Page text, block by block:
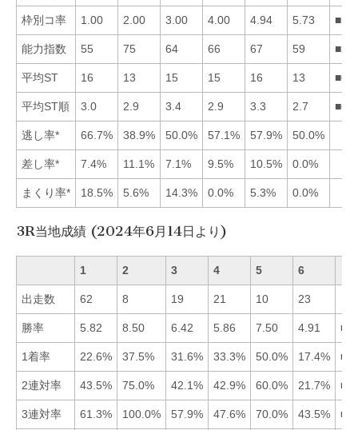
枠別コ率 1.00 2.00 3.00 4.00 4.94 5.73
能力指数 55 75 64 66 67 59
平均ST 16 13 15 15 16 13
平均ST順 3.0 2.9 3.4 2.9 3.3 2.7
逃し率* 66.7% 38.9% 50.0% 57.1% 57.9% 50.0%
差し率* 7.4% 11.1% 7.1% 9.5% 10.5% 0.0%
まくり率* 18.5% 5.6% 14.3% 0.0% 5.3% 0.0%
3R当地成績 (2024年6月14日より)
1 2 3 4 5 6
出走数 62 8 19 21 10 23
勝率 5.82 8.50 6.42 5.86 7.50 4.91
1着率 22.6% 37.5% 31.6% 33.3% 50.0% 17.4%
2連対率 43.5% 75.0% 42.1% 42.9% 60.0% 21.7%
3連対率 61.3% 100.0% 57.9% 47.6% 70.0% 43.5%